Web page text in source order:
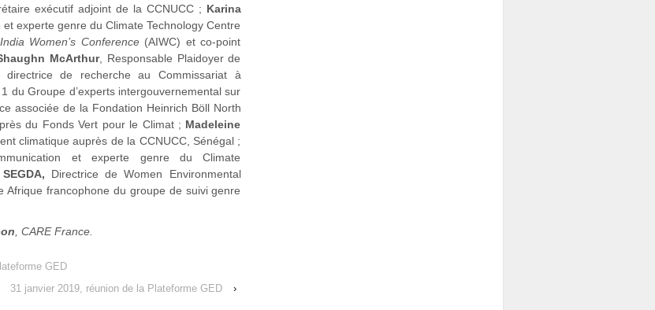
exécutif adjoint de la CCNUCC ; Karina
experte genre du Climate Technology Centre
Women’s Conference (AIWC) et co-point
McArthur, Responsable Plaidoyer de
directrice de recherche au Commissariat à
du Groupe d’experts intergouvernemental sur
associée de la Fondation Heinrich Böll North
du Fonds Vert pour le Climat ; Madeleine
climatique auprès de la CCNUCC, Sénégal ;
et experte genre du Climate
Directrice de Women Environmental
Afrique francophone du groupe de suivi genre
, CARE France.
GED
31 janvier 2019, réunion de la Plateforme GED
›